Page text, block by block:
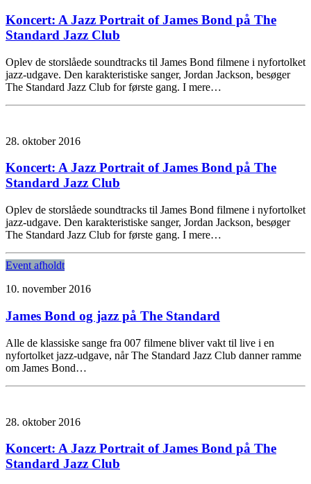
Koncert: A Jazz Portrait of James Bond på The
Standard Jazz Club
Oplev de storslåede soundtracks til James Bond filmene i nyfortolket
jazz-udgave. Den karakteristiske sanger, Jordan Jackson, besøger
The Standard Jazz Club for første gang. I mere…
28. oktober 2016
Koncert: A Jazz Portrait of James Bond på The
Standard Jazz Club
Oplev de storslåede soundtracks til James Bond filmene i nyfortolket
jazz-udgave. Den karakteristiske sanger, Jordan Jackson, besøger
The Standard Jazz Club for første gang. I mere…
Event afholdt
10. november 2016
James Bond og jazz på The Standard
Alle de klassiske sange fra 007 filmene bliver vakt til live i en
nyfortolket jazz-udgave, når The Standard Jazz Club danner ramme
om James Bond…
28. oktober 2016
Koncert: A Jazz Portrait of James Bond på The
Standard Jazz Club